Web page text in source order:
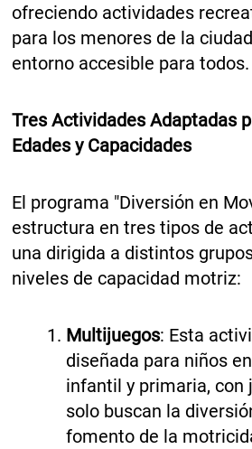
ofreciendo actividades
para los menores de la
entorno accesible para todos.
Tres Actividades Adaptadas
Edades y Capacidades
El programa "Diversión en
estructura en tres tipos de
una dirigida a distintos
niveles de capacidad motriz:
Multijuegos: Esta
diseñada para niños
infantil y primaria, con
solo buscan la
fomento de la